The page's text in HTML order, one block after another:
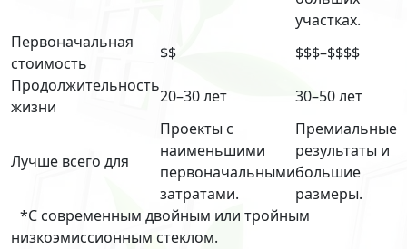
участках.
Первоначальная
стоимость
$$
$$$–$$$$
Продолжительность
жизни
20–30 лет 30–50 лет
Лучше всего для
Проекты с
наименьшими
первоначальными
затратами.
Премиальные
результаты и
большие
размеры.
*С современным двойным или тройным
низкоэмиссионным стеклом.